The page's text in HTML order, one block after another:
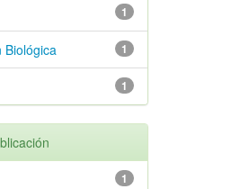
1
1
Biológica
1
1